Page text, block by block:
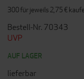
300 für jeweils 2,75 €
Bestell-Nr. 70343
UVP
AUF LAGER
lieferbar